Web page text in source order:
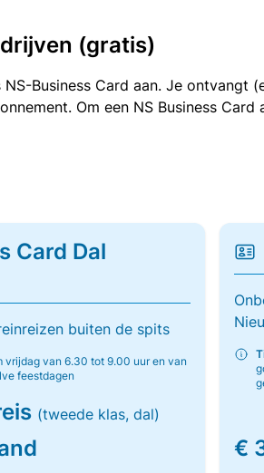
(gratis)
Business Card aan. Je
Om een NS Business
Card Dal
buiten de spits
vrijdag van 6.30 tot 9.00 uur en van
feestdagen
(tweede klas, dal)
€